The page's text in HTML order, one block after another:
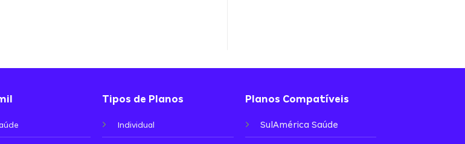
Tipos de Planos
Individual
Planos Compatíveis
SulAmérica Saúde